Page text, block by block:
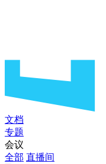
文档
专题
会议
全部 直播间